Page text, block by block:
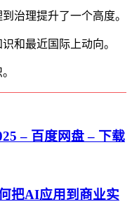
治理提升了一个高度。
和最近国际上动向。
– 百度网盘 – 下载
把AI应用到商业实